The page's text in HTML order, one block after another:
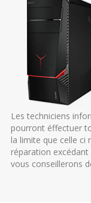
Les techniciens
pourront éffectuer
la limite que celle ci
réparation excédant
vous conseillerons